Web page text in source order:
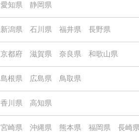
愛知県 静岡県
新潟県 石川県 福井県 長野県
京都府 滋賀県 奈良県 和歌山県
島根県 広島県 鳥取県
香川県 高知県
宮崎県 沖縄県 熊本県 福岡県 長崎県